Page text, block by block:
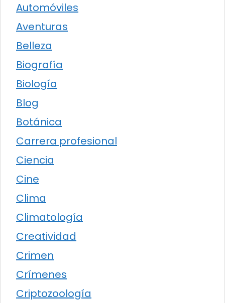
Automóviles
Aventuras
Belleza
Biografía
Biología
Blog
Botánica
Carrera profesional
Ciencia
Cine
Clima
Climatología
Creatividad
Crimen
Crímenes
Criptozoología